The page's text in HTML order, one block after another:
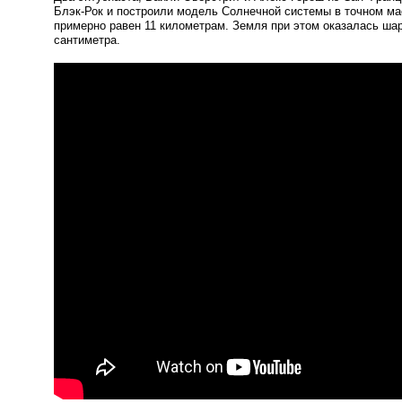
Блэк-Рок и построили модель Солнечной системы в точном
примерно равен 11 километрам. Земля при этом оказалась
сантиметра.